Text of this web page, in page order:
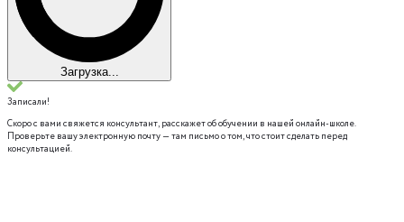
Загрузка...
Записали!
Скоро с вами свяжется консультант, расскажет об обучении в нашей онлайн-школе.
Проверьте вашу электронную почту — там письмо о том, что стоит сделать перед
консультацией.